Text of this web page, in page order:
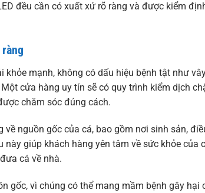
đều cần có xuất xứ rõ ràng và được kiểm
khỏe mạnh, không có dấu hiệu bệnh tật như
cửa hàng uy tín sẽ có quy trình kiểm dịch
chăm sóc đúng cách.
nguồn gốc của cá, bao gồm nơi sinh sản,
giúp khách hàng yên tâm về sức khỏe của
cá về nhà.
gốc, vì chúng có thể mang mầm bệnh gây hại